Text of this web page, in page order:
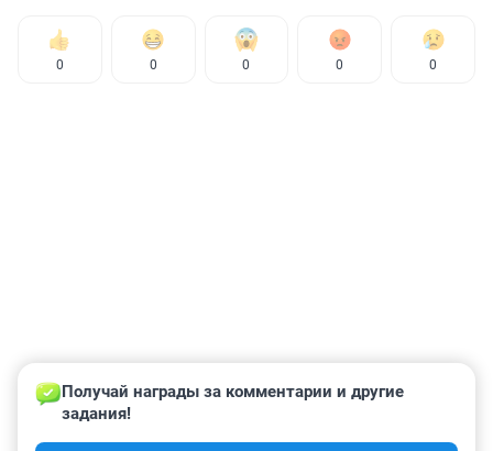
0 0 0 0 0
Получай награды за комментарии и другие
задания!